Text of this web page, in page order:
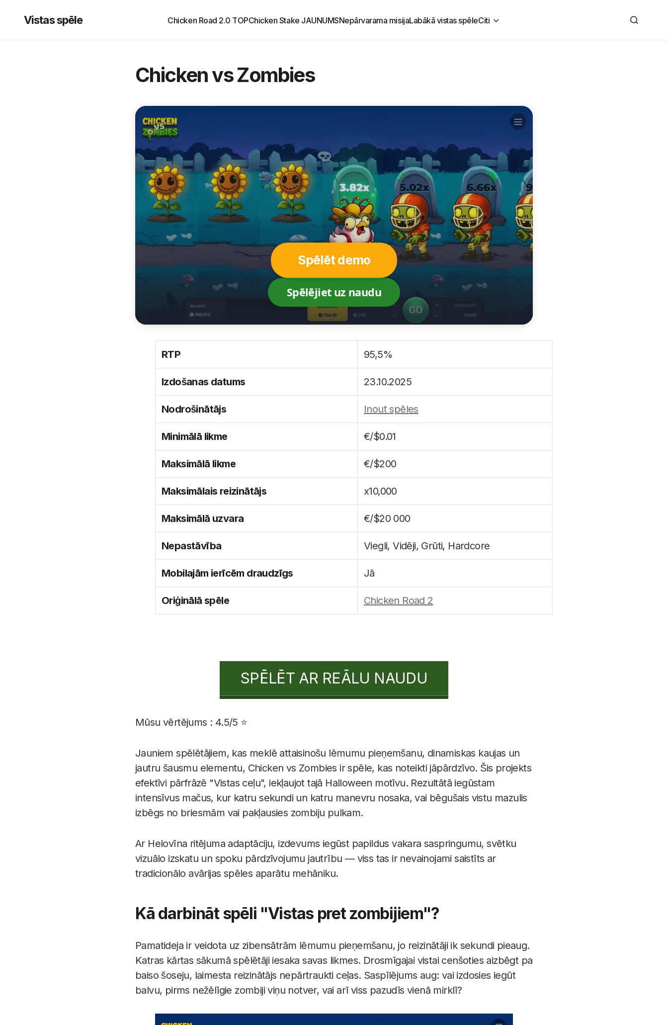
Vistas spēle Chicken Road 2.0 TOPChicken Stake JAUNUMSNepārvarama misijaLabākā vistas spēleCiti
Chicken vs Zombies
Spēlēt demo
Spēlējiet uz naudu
RTP 95,5%
Izdošanas datums 23.10.2025
Nodrošinātājs Inout spēles
Minimālā likme €/$0.01
Maksimālā likme €/$200
Maksimālais reizinātājs x10,000
Maksimālā uzvara €/$20 000
Nepastāvība Viegli, Vidēji, Grūti, Hardcore
Mobilajām ierīcēm draudzīgs Jā
Oriģinālā spēle Chicken Road 2
SPĒLĒT AR REĀLU NAUDU
Mūsu vērtējums : 4.5/5 ⭐
Jauniem spēlētājiem, kas meklē attaisinošu lēmumu pieņemšanu, dinamiskas kaujas un
jautru šausmu elementu, Chicken vs Zombies ir spēle, kas noteikti jāpārdzīvo. Šis projekts
efektīvi pārfrāzē "Vistas ceļu", iekļaujot tajā Halloween motīvu. Rezultātā iegūstam
intensīvus mačus, kur katru sekundi un katru manevru nosaka, vai bēgušais vistu mazulis
izbēgs no briesmām vai pakļausies zombiju pulkam.
Ar Helovīna ritējuma adaptāciju, izdevums iegūst papildus vakara saspringumu, svētku
vizuālo izskatu un spoku pārdzīvojumu jautrību — viss tas ir nevainojami saistīts ar
tradicionālo avārijas spēles aparātu mehāniku.
Kā darbināt spēli "Vistas pret zombijiem"?
Pamatideja ir veidota uz zibensātrām lēmumu pieņemšanu, jo reizinātāji ik sekundi pieaug.
Katras kārtas sākumā spēlētāji iesaka savas likmes. Drosmīgajai vistai cenšoties aizbēgt pa
baiso šoseju, laimesta reizinātājs nepārtraukti ceļas. Saspīlējums aug: vai izdosies iegūt
balvu, pirms nežēlīgie zombiji viņu notver, vai arī viss pazudīs vienā mirklī?